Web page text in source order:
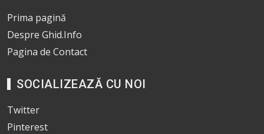
Prima pagină
Despre Ghid.Info
Pagina de Contact
SOCIALIZEAZĂ CU NOI
Twitter
Pinterest